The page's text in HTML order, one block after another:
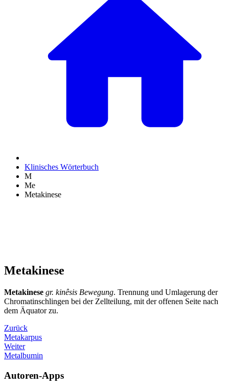
Klinisches Wörterbuch
M
Me
Metakinese
Metakinese
Metakinese gr. kinêsis Bewegung. Trennung und Umlagerung der
Chromatinschlingen bei der Zellteilung, mit der offenen Seite nach
dem Äquator zu.
Zurück
Metakarpus
Weiter
Metalbumin
Autoren-Apps